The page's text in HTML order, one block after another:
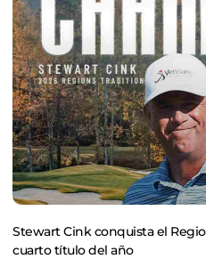
Stewart Cink conquista el
cuarto título del año